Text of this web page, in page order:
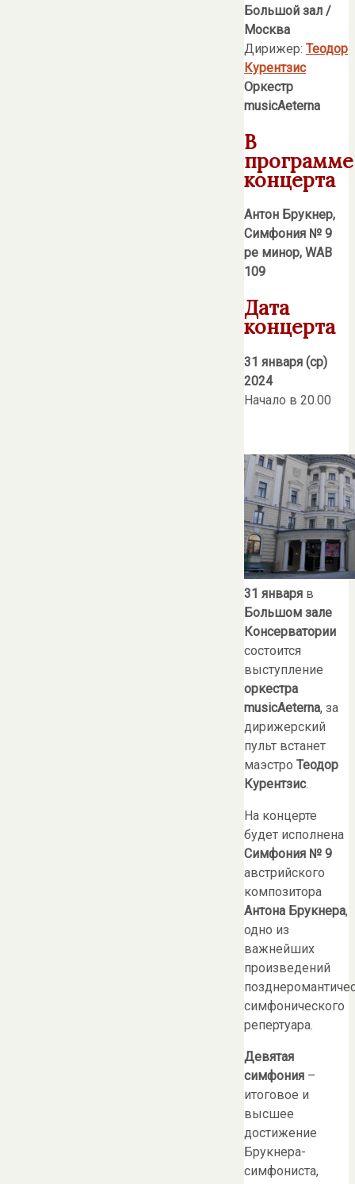
Большой зал /
Москва
Дирижер: Теодор
Курентзис
Оркестр
musicAeterna
В
программе
концерта
Антон Брукнер,
Симфония № 9
ре минор, WAB
109
Дата
концерта
31 января (ср)
2024
Начало в 20.00
31 января в
Большом зале
Консерватории
состоится
выступление
оркестра
musicAeterna, за
дирижерский
пульт встанет
маэстро Теодор
Курентзис.
На концерте
будет исполнена
Симфония № 9
австрийского
композитора
Антона Брукнера,
одно из
важнейших
произведений
симфонического
репертуара.
Девятая
симфония –
итоговое и
высшее
достижение
Брукнера-
симфониста,